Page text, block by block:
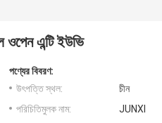
ওপেন এন্টি ইউভি
পণ্যের বিবরণ:
উৎপত্তি স্থল:
চীন
পরিচিতিমুলক নাম:
JUNXI